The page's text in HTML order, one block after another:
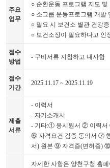
주요
업무
○ 순환운동 프로그램 지도
○ 소그룹 운동프로그램 개발
○ 필요 시 보건소 별관 건강
○ 보건소장이 필요하다고 인
접수
방법
- 구비서류 지참하고 내사함
접수
기간
2025.11.17 ~ 2025.11.19
제출
서류
- 이력서
- 자기소개서
- 기타:① 응시원서 ② 이력서
⑥ 자격요건 검증 동의서 ⑦
서) 원본 ⑨ 자격증(면허증) ⑩
자세한 사항은 양천구청 홈